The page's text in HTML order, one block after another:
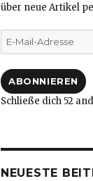
über neue Artikel
E-
Mail-
ABONNIEREN
Schließe dich 52
NEUESTE